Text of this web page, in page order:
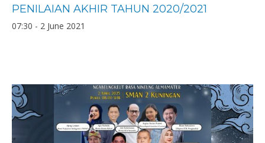
PENILAIAN AKHIR TAHUN 2020/2021
07:30 - 2 June 2021